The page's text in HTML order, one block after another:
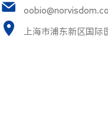
上海市浦东新区国